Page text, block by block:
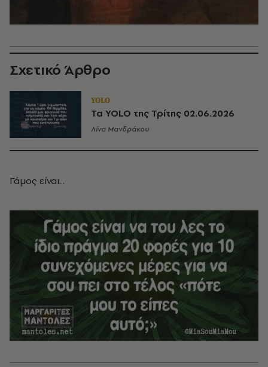
Σχετικό Άρθρο
YOLO
Τα YOLO της Τρίτης 02.06.2026
Λίνα Μανδράκου
Γάμος είναι...